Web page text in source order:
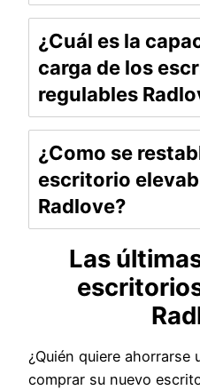
¿Cuál es la
carga de los
regulables
¿Como se
escritorio
Radlove?
Las
¿Quién quiere ahorrarse
comprar su nuevo